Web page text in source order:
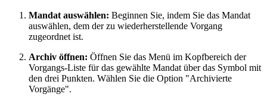
Mandat auswählen: Beginnen Sie, indem Sie das Mandat
auswählen, dem der zu wiederherstellende Vorgang
zugeordnet ist.
Archiv öffnen: Öffnen Sie das Menü im Kopfbereich der
Vorgangs-Liste für das gewählte Mandat über das Symbol mit
den drei Punkten. Wählen Sie die Option "Archivierte
Vorgänge".